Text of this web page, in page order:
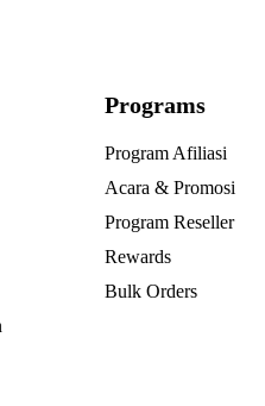
Programs
Program Afiliasi
Acara & Promosi
Program Reseller
Rewards
Bulk Orders